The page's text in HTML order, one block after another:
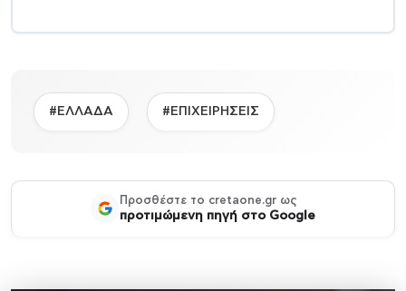
#ΕΛΛΑΔΑ #ΕΠΙΧΕΙΡΗΣΕΙΣ
Προσθέστε το cretaone.gr ως
προτιμώμενη πηγή στο Google